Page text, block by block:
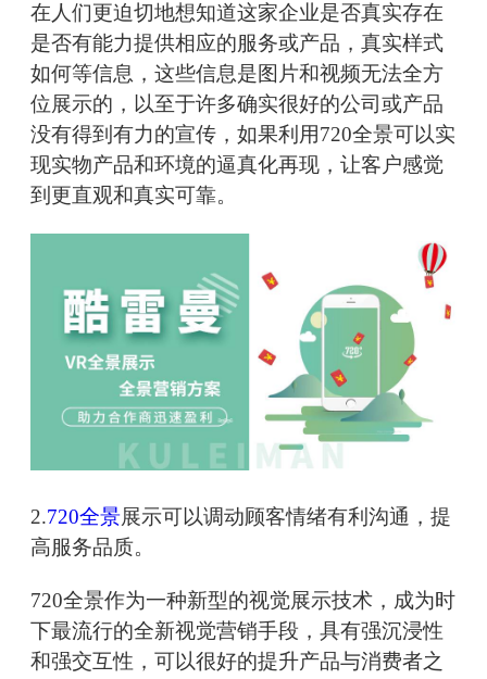
在人们更迫切地想知道这家企业是否真实存在
是否有能力提供相应的服务或产品，真实样式
如何等信息，这些信息是图片和视频无法全方
位展示的，以至于许多确实很好的公司或产品
没有得到有力的宣传，如果利用720全景可以实
现实物产品和环境的逼真化再现，让客户感觉
到更直观和真实可靠。
2.720全景展示可以调动顾客情绪有利沟通，提
高服务品质。
720全景作为一种新型的视觉展示技术，成为时
下最流行的全新视觉营销手段，具有强沉浸性
和强交互性，可以很好的提升产品与消费者之